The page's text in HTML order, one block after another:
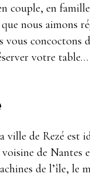
couple, en
nous aimons
vous concoctons
votre
ville de Rezé est
voisine de
de l’île, le